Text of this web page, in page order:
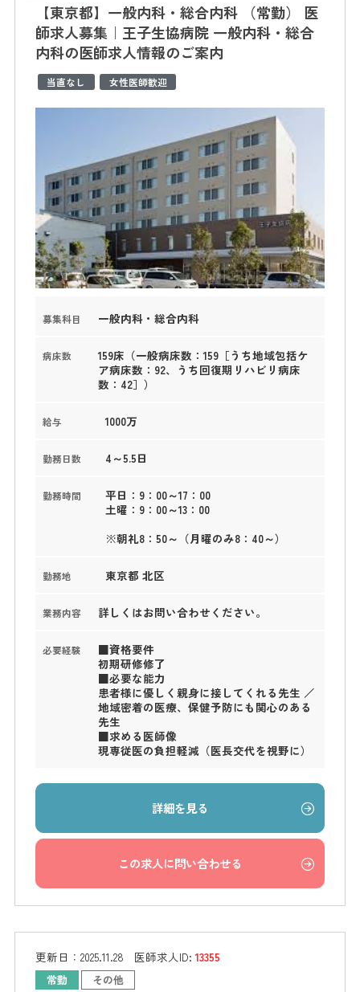
【東京都】一般内科・総合内科 （常勤） 医
師求人募集｜王子生協病院 一般内科・総合
内科の医師求人情報のご案内
当直なし 女性医師歓迎
募集科目 一般内科・総合内科
病床数
159床（一般病床数：159［うち地域包括ケ
ア病床数：92、うち回復期リハビリ病床
数：42］）
給与 1000万
勤務日数 4～5.5日
勤務時間
平日：9：00～17：00
土曜：9：00～13：00
※朝礼8：50～（月曜のみ8：40～）
勤務地 東京都 北区
業務内容 詳しくはお問い合わせください。
必要経験
■資格要件
初期研修修了
■必要な能力
患者様に優しく親身に接してくれる先生 ／
地域密着の医療、保健予防にも関心のある
先生
■求める医師像
現専従医の負担軽減（医長交代を視野に）
詳細を見る
この求人に問い合わせる
更新日： 2025.11.28 医師求人ID:13355
常勤 その他